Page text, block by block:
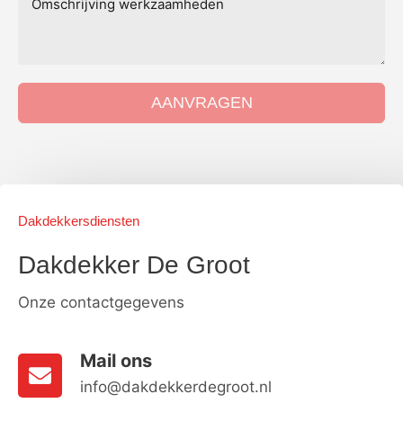
AANVRAGEN
Dakdekkersdiensten
Dakdekker De Groot
Onze contactgegevens
Mail ons
info@dakdekkerdegroot.nl